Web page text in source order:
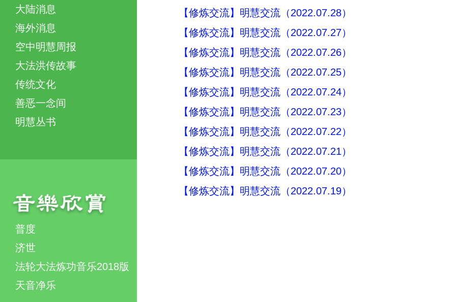
大陆消息
海外消息
空中明慧周报
大法洪传故事
传统文化
善恶一念间
明慧丛书
普度
济世
法轮大法炼功音乐2018版
天音净乐
【修炼交流】明慧交流（2022.07.28）
【修炼交流】明慧交流（2022.07.27）
【修炼交流】明慧交流（2022.07.26）
【修炼交流】明慧交流（2022.07.25）
【修炼交流】明慧交流（2022.07.24）
【修炼交流】明慧交流（2022.07.23）
【修炼交流】明慧交流（2022.07.22）
【修炼交流】明慧交流（2022.07.21）
【修炼交流】明慧交流（2022.07.20）
【修炼交流】明慧交流（2022.07.19）